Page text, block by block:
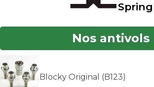
Spring
Nos antivols
Blocky Original (B123)